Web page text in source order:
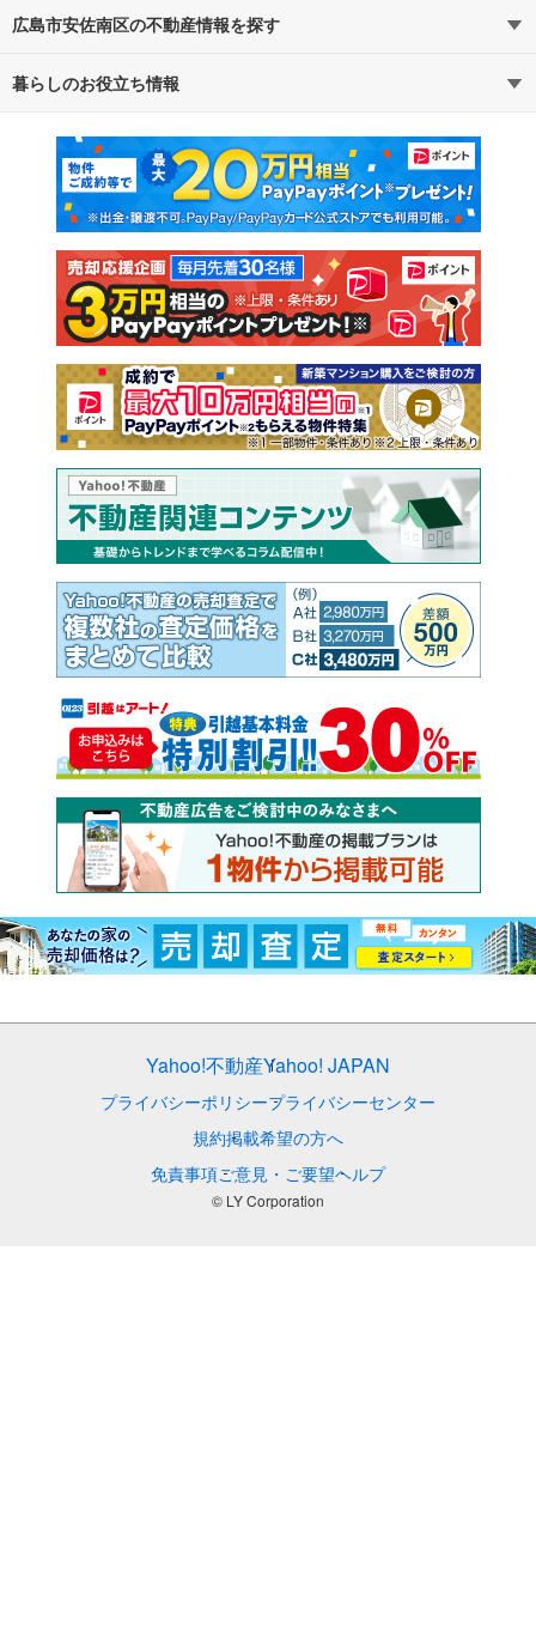
路線・駅から探す
通勤・通学時間から探す
広島市安佐南区の不動産情報を探す
不動産・住宅
新築マンション 中古マンション
新築一戸建て 中古一戸建て
注文住宅 土地
売却査定
暮らしのお役立ち情報
マンションカタログ 教えて！住まいの先生
Yahoo!不動産Yahoo! JAPAN
プライバシーポリシープライバシーセンター
規約掲載希望の方へ
免責事項ご意見・ご要望ヘルプ
© LY Corporation